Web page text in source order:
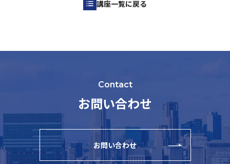
講座一覧に戻る
Contact
お問い合わせ
お問い合わせ